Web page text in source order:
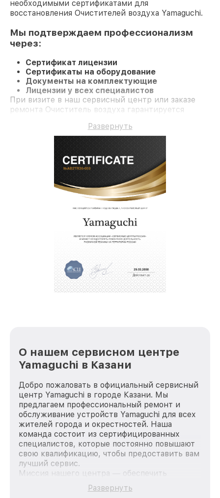
необходимыми сертификатами для
восстановления Очистителей воздуха Yamaguchi.
Мы подтверждаем профессионализм
через:
Сертификат лицензии
Сертификаты на оборудование
Документы на комплектующие
Лицензии у всех специалистов
При визите в наш сервисный центр или заказе
ремонта Очиститель воздуха гарантируется
Развернуть
О нашем сервисном центре
Yamaguchi в Казани
Добро пожаловать в официальный сервисный
центр Yamaguchi в городе Казани. Мы
предлагаем профессиональный ремонт и
обслуживание устройств Yamaguchi для всех
жителей города и окрестностей. Наша
команда состоит из сертифицированных
специалистов, которые постоянно повышают
свою квалификацию, чтобы предоставить вам
лучший сервис.
Миссия нашего центра — обеспечить
качественный и доступный ремонт для
каждого пользователя продукции Yamaguchi,
Развернуть